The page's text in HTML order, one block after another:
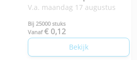
V.a. maandag 17 augustus
Bij 25000 stuks
Vanaf € 0,12
Bekijk